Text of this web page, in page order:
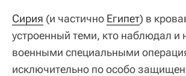
Сирия (и частично Египет) в
устроенный теми, кто наблюдал и
военными специальными
исключительно по особо